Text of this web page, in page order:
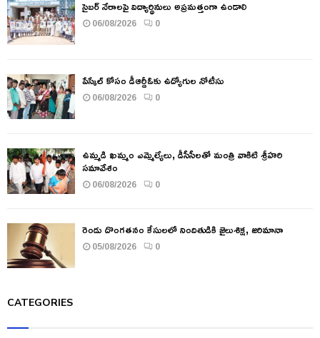
సైబర్ నేరాలపై విద్యార్థినులు అప్రమత్తంగా ఉండాలి
06/08/2026 0
పేస్కేల్ కోసం డీఆర్డీఓకు ఉద్యోగుల నోటీసు
06/08/2026 0
ఉమ్మడి ఖమ్మం ఎమ్మెల్యేలు, డీసీసీలతో మంత్రి వాకిటి శ్రీహరి
సమావేశం
06/08/2026 0
రెండు దొంగతనం కేసులలో నిందితుడికి జైలుశిక్ష, జరిమానా
05/08/2026 0
CATEGORIES